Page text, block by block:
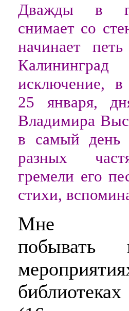
Дважды в
снимает со
начинает
исключение, в
25 января,
Владимира
в самый день
разных
гремели его
стихи,
Мне
побывать